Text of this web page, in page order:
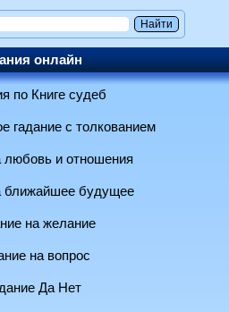
онлайн
по Книге судеб
гадание с толкованием
любовь и отношения
ближайшее будущее
на желание
на вопрос
Да Нет